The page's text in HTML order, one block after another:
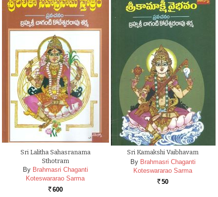
Sri Lalitha Sahasranama
Sthotram
By Brahmasri Chaganti
Koteswararao Sarma
Rs. 600
Sri Kamakshi Vaibhavam
By Brahmasri Chaganti
Koteswararao Sarma
Rs. 50